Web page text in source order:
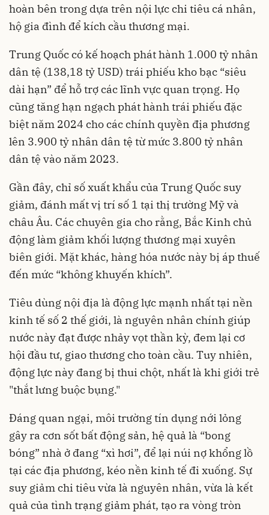
hoàn bên trong dựa trên nội lực chi tiêu cá nhân,
hộ gia đình để kích cầu thương mại.
Trung Quốc có kế hoạch phát hành 1.000 tỷ nhân
dân tệ (138,18 tỷ USD) trái phiếu kho bạc “siêu
dài hạn” để hỗ trợ các lĩnh vực quan trọng. Họ
cũng tăng hạn ngạch phát hành trái phiếu đặc
biệt năm 2024 cho các chính quyền địa phương
lên 3.900 tỷ nhân dân tệ từ mức 3.800 tỷ nhân
dân tệ vào năm 2023.
Gần đây, chỉ số xuất khẩu của Trung Quốc suy
giảm, đánh mất vị trí số 1 tại thị trường Mỹ và
châu Âu. Các chuyên gia cho rằng, Bắc Kinh chủ
động làm giảm khối lượng thương mại xuyên
biên giới. Mặt khác, hàng hóa nước này bị áp thuế
đến mức “không khuyến khích”.
Tiêu dùng nội địa là động lực mạnh nhất tại nền
kinh tế số 2 thế giới, là nguyên nhân chính giúp
nước này đạt được nhảy vọt thần kỳ, đem lại cơ
hội đầu tư, giao thương cho toàn cầu. Tuy nhiên,
động lực này đang bị thui chột, nhất là khi giới trẻ
"thắt lưng buộc bụng."
Đáng quan ngại, môi trường tín dụng nới lỏng
gây ra cơn sốt bất động sản, hệ quả là “bong
bóng” nhà ở đang “xì hơi”, để lại núi nợ khổng lồ
tại các địa phương, kéo nền kinh tế đi xuống. Sự
suy giảm chi tiêu vừa là nguyên nhân, vừa là kết
quả của tình trạng giảm phát, tạo ra vòng tròn